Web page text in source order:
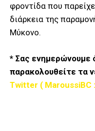
φροντίδα που
διάρκεια της
Μύκονο.
* Σας ενημερώνουμε
παρακολουθείτε τα
Twitter ( MaroussiBC